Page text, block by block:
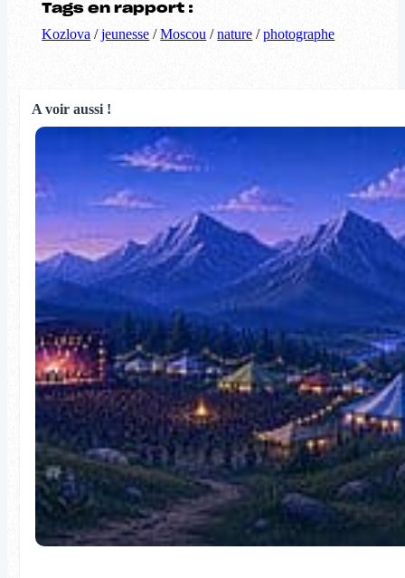
Tags en rapport :
Kozlova /jeunesse /Moscou /nature /photographe
A voir aussi !